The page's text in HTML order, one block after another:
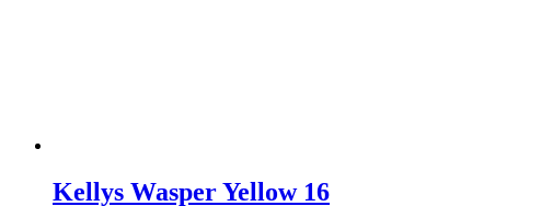
Kellys Wasper Yellow 16